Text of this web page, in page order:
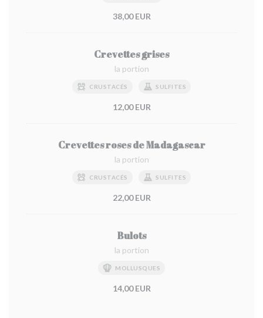
38,00 EUR
Crevettes grises
la portion
CRUSTACÉS SULFITES
12,00 EUR
Crevettes roses de Madagascar
la portion
CRUSTACÉS SULFITES
22,00 EUR
Bulots
la portion
MOLLUSQUES
14,00 EUR